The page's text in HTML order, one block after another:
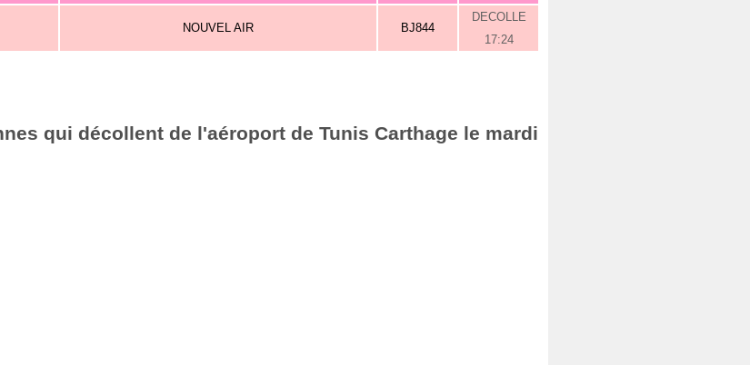
NOUVEL AIR BJ844
DECOLLE
17:24
qui décollent de l'aéroport de Tunis Carthage le mardi